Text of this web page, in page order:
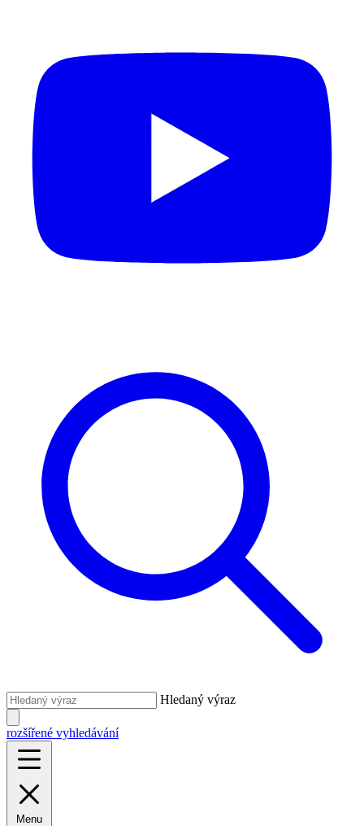
Hledaný výraz
rozšířené vyhledávání
Menu